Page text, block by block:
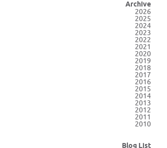
Archive
2026
2025
2024
2023
2022
2021
2020
2019
2018
2017
2016
2015
2014
2013
2012
2011
2010